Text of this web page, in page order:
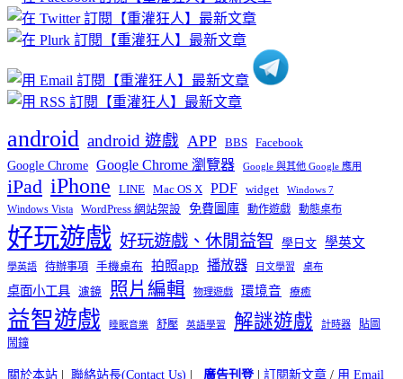
分
類
android android 遊戲 APP BBS Facebook
Google Chrome Google Chrome 瀏覽器 Google 與其他 Google 應用
iPad iPhone LINE Mac OS X PDF widget Windows 7
Windows Vista WordPress 網站架設 免費圖庫 動作遊戲 動態桌布
好玩遊戲 好玩遊戲、休閒益智 學日文 學英文
學英語 待辦事項 手機桌布 拍照app 播放器 日文學習 桌布
桌面小工具 濾鏡 照片編輯 物理遊戲 環境音 療癒
益智遊戲 睡眠音樂 舒壓 英語學習 解謎遊戲 計時器
貼圖
鬧鐘
關於本站 | 聯絡站長(Contact Us) | 廣告刊登| 訂閱新文章 / 用 Email